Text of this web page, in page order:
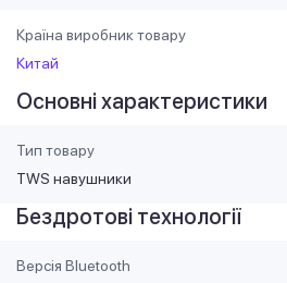
Країна виробник товару
Китай
Основні характеристики
Тип товару
TWS навушники
Бездротові технології
Версія Bluetooth